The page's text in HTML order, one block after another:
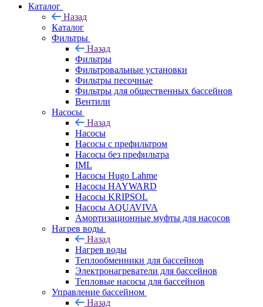
Каталог
Назад
Каталог
Фильтры
Назад
Фильтры
Фильтровальные установки
Фильтры песочные
Фильтры для общественных бассейнов
Вентили
Насосы
Назад
Насосы
Насосы с префильтром
Насосы без префильтра
IML
Насосы Hugo Lahme
Насосы HAYWARD
Насосы KRIPSOL
Насосы AQUAVIVA
Амортизационные муфты для насосов
Нагрев воды
Назад
Нагрев воды
Теплообменники для бассейнов
Электронагреватели для бассейнов
Тепловые насосы для бассейнов
Управление бассейном
Назад